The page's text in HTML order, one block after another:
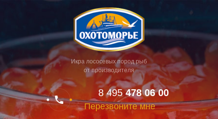
Икра лососевых пород рыб
от производителя
8 495478 06 00
Перезвоните мне